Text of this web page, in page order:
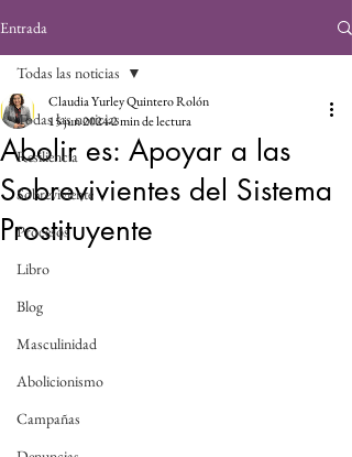
Entrada
Todas las noticias
Resiliencia
Sobreviviente
Procesos
Libro
Blog
Masculinidad
Abolicionismo
Campañas
Todas las noticias
Abolir es: Apoyar a las
Sobrevivientes del Sistema
Prostituyente
Claudia Yurley Quintero Rolón
15 jun 20242 min de lectura